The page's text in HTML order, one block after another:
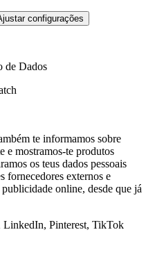
configurações
de Dados
te informamos sobre
e mostramos-te produtos
os teus dados pessoais
fornecedores externos e
online, desde que já
Pinterest, TikTok